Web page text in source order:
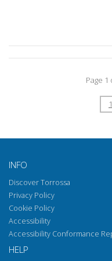
Page 1
1
INFO
Discover Torrossa
Privacy Policy
Cookie Policy
Accessibility
Accessibility Conformance
HELP